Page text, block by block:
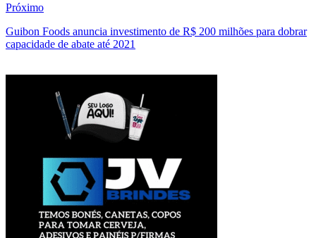
Próximo
Guibon Foods anuncia investimento de R$ 200 milhões para dobrar
capacidade de abate até 2021